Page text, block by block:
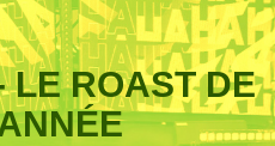
LE ROAST DE